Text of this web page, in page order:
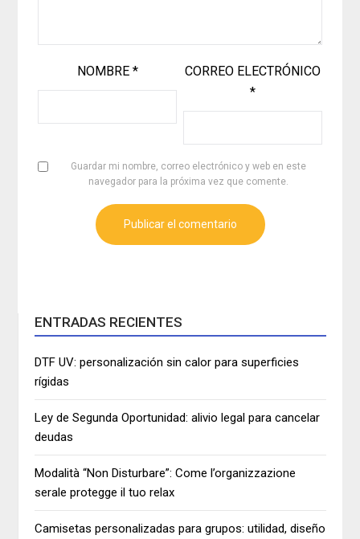
NOMBRE *
CORREO ELECTRÓNICO
*
Guardar mi nombre, correo electrónico y web en este
navegador para la próxima vez que comente.
ENTRADAS RECIENTES
DTF UV: personalización sin calor para superficies
rígidas
Ley de Segunda Oportunidad: alivio legal para cancelar
deudas
Modalità “Non Disturbare”: Come l’organizzazione
serale protegge il tuo relax
Camisetas personalizadas para grupos: utilidad, diseño